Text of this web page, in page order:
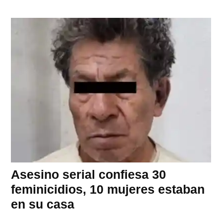
Asesino serial confiesa 30
feminicidios, 10 mujeres estaban
en su casa